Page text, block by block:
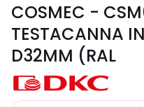
COSMEC -
TESTACANNA
D32MM (RAL